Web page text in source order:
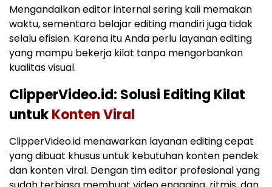
Mengandalkan editor internal sering kali memakan
waktu, sementara belajar editing mandiri juga tidak
selalu efisien. Karena itu Anda perlu layanan editing
yang mampu bekerja kilat tanpa mengorbankan
kualitas visual.
ClipperVideo.id: Solusi Editing Kilat
untukKonten Viral
ClipperVideo.id menawarkan layanan editing cepat
yang dibuat khusus untuk kebutuhan konten pendek
dan konten viral. Dengan tim editor profesional yang